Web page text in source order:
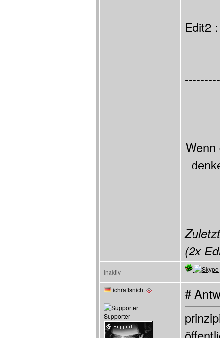
Edit2
Wenn
(2x
Inaktiv
ichraffsnicht
Supporter
#